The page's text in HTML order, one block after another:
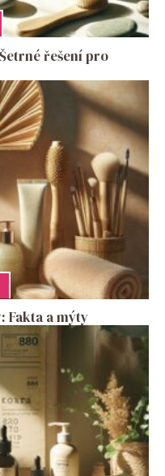
řešení pro
Fakta a mýty